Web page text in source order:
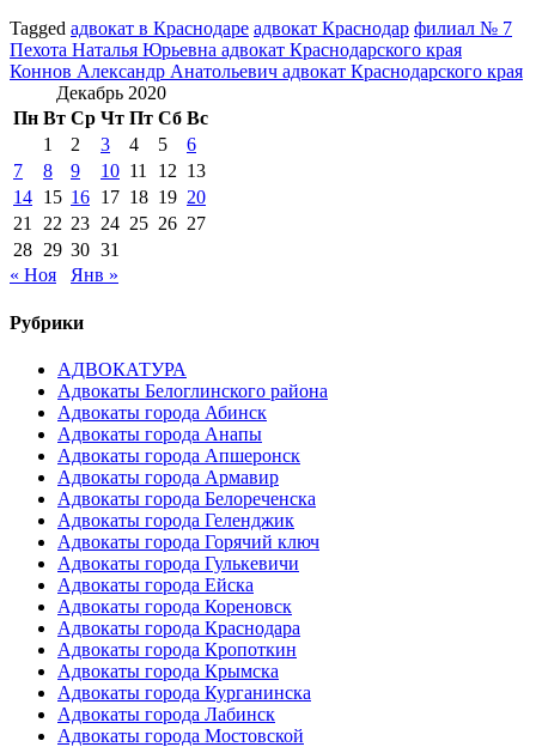
Tagged адвокат в Краснодаре адвокат Краснодар филиал № 7
Навигация
по
записям
Пехота Наталья Юрьевна адвокат Краснодарского края
Коннов Александр Анатольевич адвокат Краснодарского края
Декабрь 2020
Пн Вт Ср Чт Пт Сб Вс
1
2 3 4 5
6
7
8 9 10 11 12 13
14 15 16 17 18 19 20
21
22 23 24 25 26 27
28 29 30 31
« Ноя
Янв »
Рубрики
АДВОКАТУРА
Адвокаты Белоглинского района
Адвокаты города Абинск
Адвокаты города Анапы
Адвокаты города Апшеронск
Адвокаты города Армавир
Адвокаты города Белореченска
Адвокаты города Геленджик
Адвокаты города Горячий ключ
Адвокаты города Гулькевичи
Адвокаты города Ейска
Адвокаты города Кореновск
Адвокаты города Краснодара
Адвокаты города Кропоткин
Адвокаты города Крымска
Адвокаты города Курганинска
Адвокаты города Лабинск
Адвокаты города Мостовской